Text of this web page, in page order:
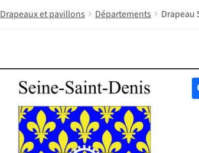
Drapeaux et pavillons Départements Drapeau